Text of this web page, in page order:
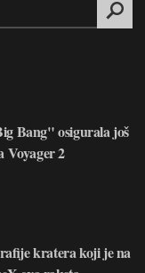
Bang" osigurala još
Voyager 2
kratera koji je na